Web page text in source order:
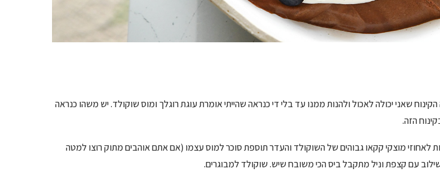
שאני יכולה לאכול ולהנות ממנו עד בלי די כנראה שהייתי אומרת עוגת רוגלך ומוס שוקולד. יש משהו כנראה
הזה.
לאחוזי מוצקי קקאו גבוהים של השוקולד והעדר תוספת סוכר למוס עצמו (אם אתם אוהבים מתוק רוצו למטה
עם קצפת וניל מתקבל ביס הכי משובח שיש. שוקולד למבוגרים.